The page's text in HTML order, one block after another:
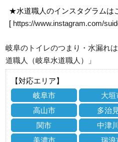
★水道職人のインスタグラムは
[ https://www.instagram.com/
岐阜のトイレのつまり・水漏れ
道職人（岐阜水道職人）」
【対応エリア】
岐阜市
大垣
高山市
多治
関市
中津
美濃市
瑞浪